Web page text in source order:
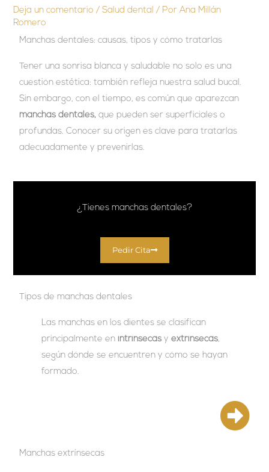
Deja un comentario /Salud dental / PorAna Millán
Romero
Manchas dentales: causas, tipos y cómo tratarlas
Tener una sonrisa blanca y saludable no solo es una
cuestión estética: también refleja nuestra salud bucal.
Sin embargo, con el tiempo, es común que aparezcan
manchas dentales, que pueden ser superficiales o
profundas. Conocer su origen es clave para tratarlas
adecuadamente y prevenirlas.
¿Tienes manchas dentales?
Pedir Cita
Tipos de manchas dentales
Las manchas en los dientes se clasifican
principalmente en intrínsecasy extrínsecas,
según dónde se encuentren y cómo se hayan
formado.
Manchas extrínsecas